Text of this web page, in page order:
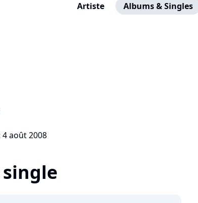
Artiste Albums & Singles
août 2008